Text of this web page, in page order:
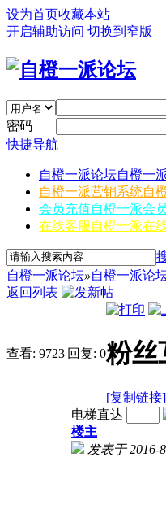
设为首页收藏本站
开启辅助访问 切换到窄版
密码
快捷导航
自橙一派论坛自橙一
自橙一派营销系统自
会员充值自橙一派会
在线客服 自橙一派在
自橙一派论坛»自橙一派论
返回列表
查看: 9723|回复: 0粉丝
[复制链接]
电梯直达
楼主
发表于 2016-